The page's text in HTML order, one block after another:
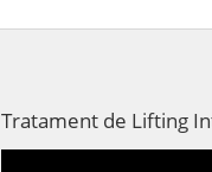
Tratament de Lifting